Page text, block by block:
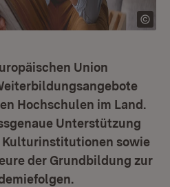
Union
Hochschulen im Land.
Unterstützung
sowie
der Grundbildung zur